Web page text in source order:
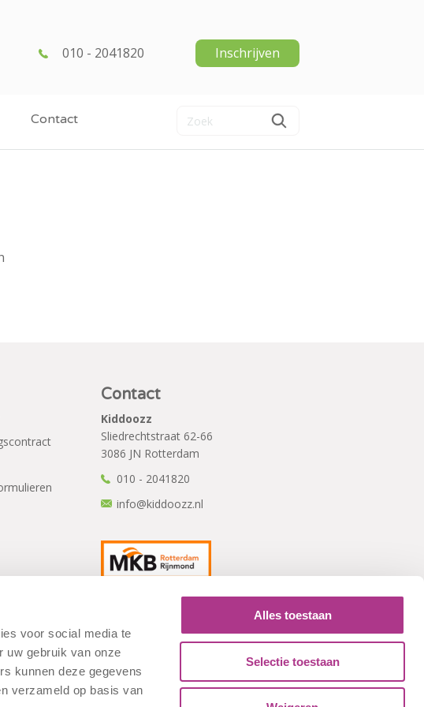
voor social media te
uw gebruik van onze
kunnen deze gegevens
verzameld op basis van
Alles toestaan
Selectie toestaan
010 - 2041820 Inschrijven
Contact
Contact
Kiddoozz
Sliedrechtstraat 62-66
3086 JN Rotterdam
010 - 2041820
info@kiddoozz.nl